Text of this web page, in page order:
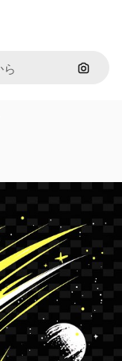
画像で